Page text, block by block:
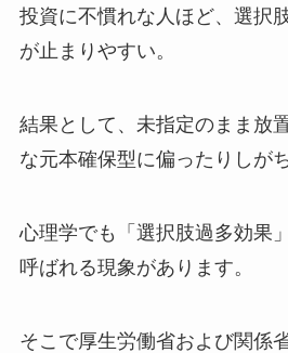
投資に不慣れな人ほど、選択
が止まりやすい。
結果として、未指定のまま放
な元本確保型に偏ったりしが
心理学でも「選択肢過多効果
呼ばれる現象があります。
そこで厚生労働省および関係